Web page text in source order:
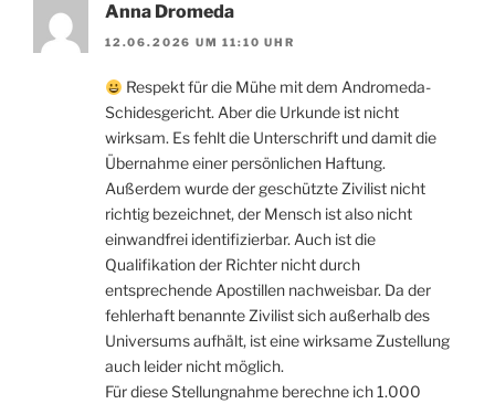
Anna Dromeda
12.06.2026 UM 11:10 UHR
Respekt für die Mühe mit dem Andromeda-
Schidesgericht. Aber die Urkunde ist nicht
wirksam. Es fehlt die Unterschrift und damit die
Übernahme einer persönlichen Haftung.
Außerdem wurde der geschützte Zivilist nicht
richtig bezeichnet, der Mensch ist also nicht
einwandfrei identifizierbar. Auch ist die
Qualifikation der Richter nicht durch
entsprechende Apostillen nachweisbar. Da der
fehlerhaft benannte Zivilist sich außerhalb des
Universums aufhält, ist eine wirksame Zustellung
auch leider nicht möglich.
Für diese Stellungnahme berechne ich 1.000